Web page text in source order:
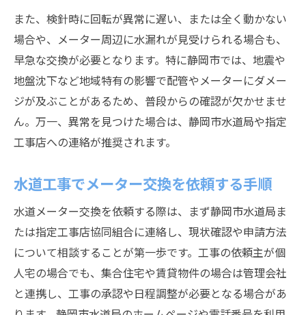
また、検針時に回転が異常に遅い、または全く動かない
場合や、メーター周辺に水漏れが見受けられる場合も、
早急な交換が必要となります。特に静岡市では、地震や
地盤沈下など地域特有の影響で配管やメーターにダメー
ジが及ぶことがあるため、普段からの確認が欠かせませ
ん。万一、異常を見つけた場合は、静岡市水道局や指定
工事店への連絡が推奨されます。
水道工事でメーター交換を依頼する手順
水道メーター交換を依頼する際は、まず静岡市水道局ま
たは指定工事店協同組合に連絡し、現状確認や申請方法
について相談することが第一歩です。工事の依頼主が個
人宅の場合でも、集合住宅や賃貸物件の場合は管理会社
と連携し、工事の承認や日程調整が必要となる場合があ